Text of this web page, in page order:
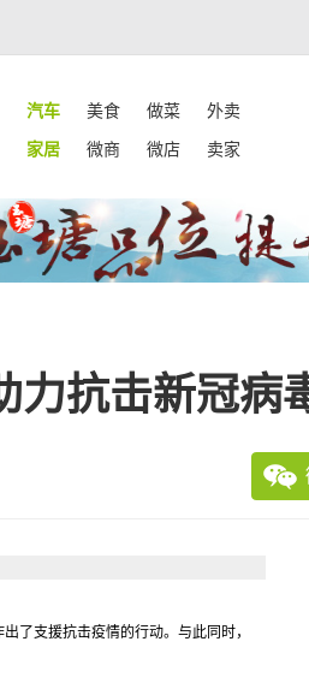
汽车 美食 做菜 外卖
家居 微商 微店 卖家
抗击新冠病
了支援抗击疫情的行动。与此同时，